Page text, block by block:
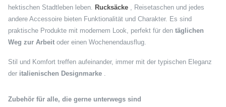
hektischen Stadtleben leben. Rucksäcke , Reisetaschen und jedes
andere Accessoire bieten Funktionalität und Charakter. Es sind
praktische Produkte mit modernem Look, perfekt für den täglichen
Weg zur Arbeit oder einen Wochenendausflug.
Stil und Komfort treffen aufeinander, immer mit der typischen Eleganz
der italienischen Designmarke
Zubehör für alle, die gerne unterwegs sind